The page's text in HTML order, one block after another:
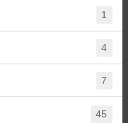
1
4
7
45